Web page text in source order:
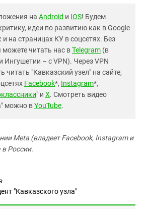
на Android и IOS! Будем
идеи по развитию как в Google
и на страницах КУ в соцсетях. Без
читать нас вTelegram (в
Ингушетии – с VPN). Через VPN
"Кавказский узел" на сайте,
Facebook*, Instagram*,
" и X. Смотреть видео
можно вYouTube.
Meta (владеет Facebook, Instagram и
России.
"Кавказского узла"